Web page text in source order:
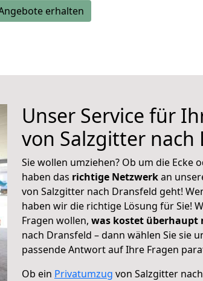
erhalten
Unser Service für
von Salzgitter nach
Sie wollen umziehen? Ob um die Ecke
haben das richtige Netzwerkan
von Salzgitter nach Dransfeld geht!
haben wir die richtige Lösung für Sie!
Fragen wollen, was kostet überhaupt
nach Dransfeld – dann wählen Sie sie
passende Antwort auf Ihre Fragen
Ob ein Privatumzug von Salzgitter